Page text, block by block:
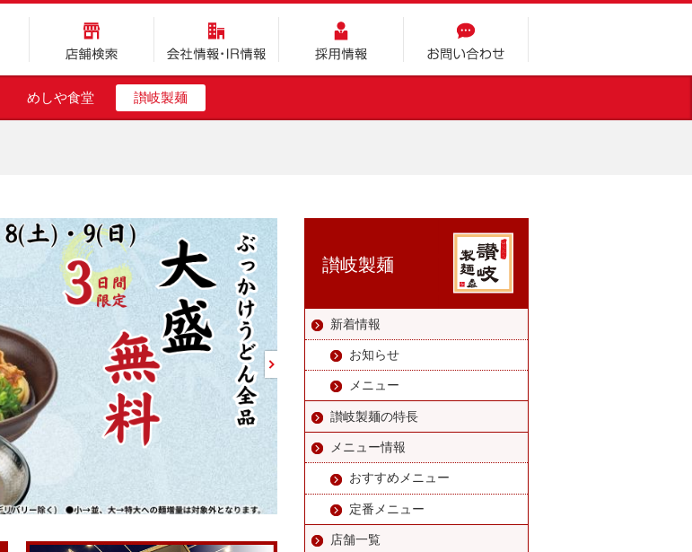
店舗検索 会社情報・IR情報 採用情報 お問い合わせ
めしや食堂 讃岐製麺
讃岐製麺
新着情報
お知らせ
メニュー
讃岐製麺の特長
メニュー情報
おすすめメニュー
定番メニュー
店舗一覧